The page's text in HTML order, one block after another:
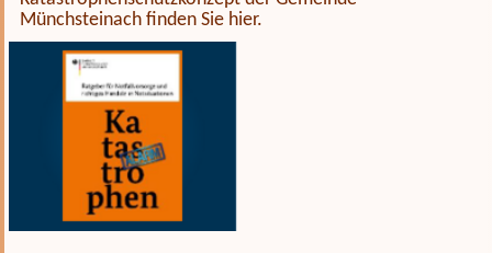
Münchsteinach finden Sie hier.